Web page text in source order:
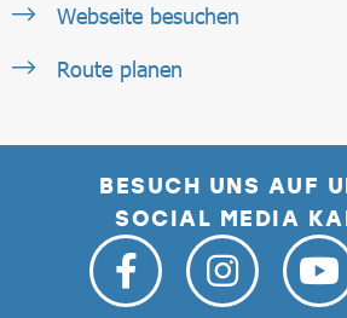
Webseite besuchen
Route planen
BESUCH UNS AUF
SOCIAL MEDIA